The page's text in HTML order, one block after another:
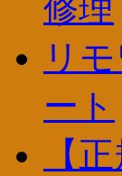
修理
リ
ート
【